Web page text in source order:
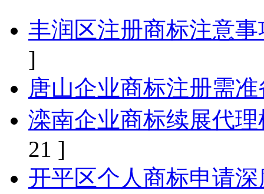
丰润区注册商标注意
]
唐山企业商标注册需
滦南企业商标续展代
21 ]
开平区个人商标申请